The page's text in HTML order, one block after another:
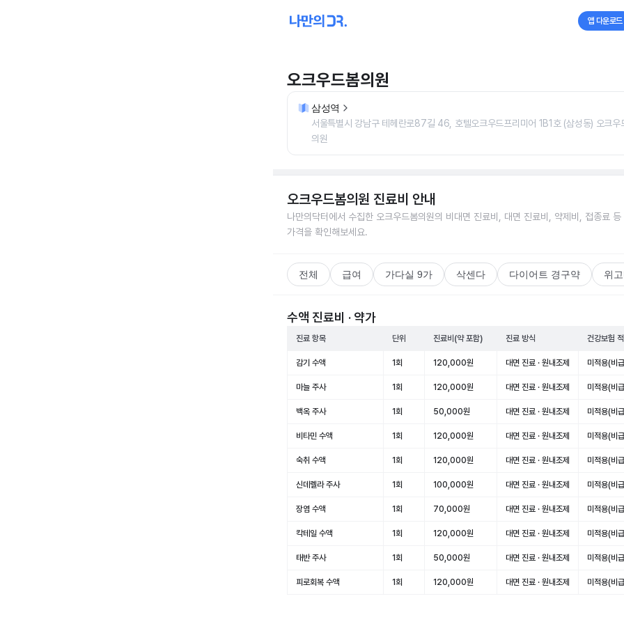
앱 다운로드
오크우드봄의원
삼성역
서울특별시 강남구 테헤란로87길 46, 호텔오크우드프리미어 1B1호 (삼성동) 오크우
의원
오크우드봄의원 진료비 안내
나만의닥터에서 수집한 오크우드봄의원의 비대면 진료비, 대면 진료비, 약제비, 접종료 등
가격을 확인해보세요.
전체 급여 가다실 9가 삭센다 다이어트 경구약 위
수액 진료비 · 약가
진료 항목 단위 진료비(약 포함) 진료 방식 건강보험
감기 수액 1회 120,000원 대면 진료 · 원내조제 미적용(비
마늘 주사 1회 120,000원 대면 진료 · 원내조제 미적용(비
백옥 주사 1회 50,000원 대면 진료 · 원내조제 미적용(비
비타민 수액 1회 120,000원 대면 진료 · 원내조제 미적용(비
숙취 수액 1회 120,000원 대면 진료 · 원내조제 미적용(비
신데렐라 주사 1회 100,000원 대면 진료 · 원내조제 미적용(비
장염 수액 1회 70,000원 대면 진료 · 원내조제 미적용(비
칵테일 수액 1회 120,000원 대면 진료 · 원내조제 미적용(비
태반 주사 1회 50,000원 대면 진료 · 원내조제 미적용(비
피로회복 수액 1회 120,000원 대면 진료 · 원내조제 미적용(비